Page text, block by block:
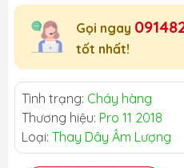
Gọi ngay
tốt nhất!
Tình trạng: Cháy hàng
Thương hiệu: Pro 11 2018
Loại: Thay Dây Âm Lượng